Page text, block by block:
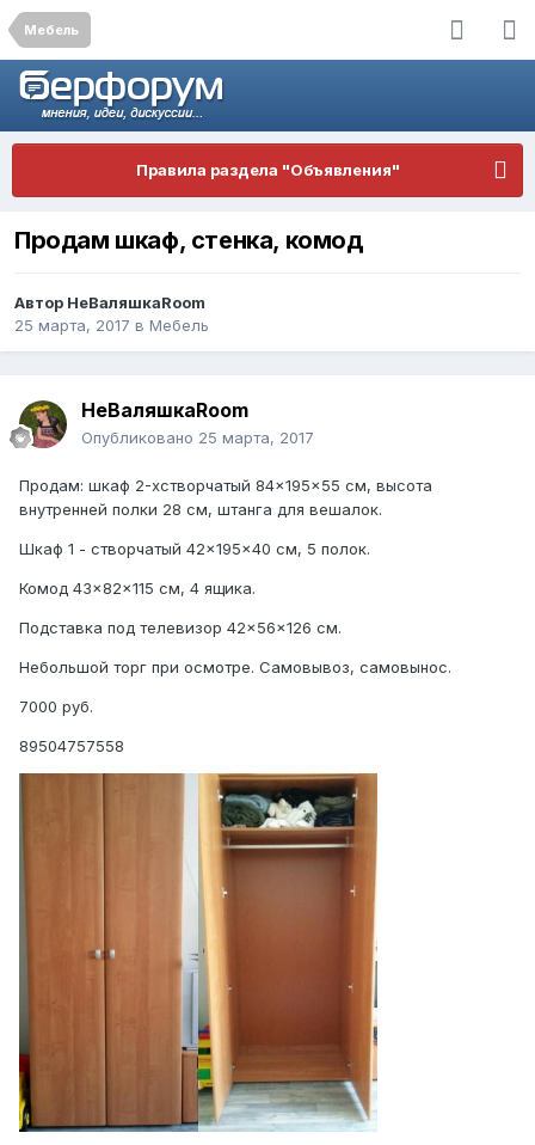
Мебель
Правила раздела "Объявления"
Продам шкаф, стенка, комод
Автор НеВаляшкаRoom
25 марта, 2017 в Мебель
НеВаляшкаRoom
Опубликовано 25 марта, 2017
Продам: шкаф 2-хстворчатый 84×195×55 см, высота
внутренней полки 28 см, штанга для вешалок.
Шкаф 1 - створчатый 42×195×40 см, 5 полок.
Комод 43×82×115 см, 4 ящика.
Подставка под телевизор 42×56×126 см.
Небольшой торг при осмотре. Самовывоз, самовынос.
7000 руб.
89504757558